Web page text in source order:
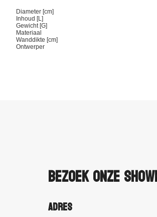
Diameter [cm]
Inhoud [L]
Gewicht [G]
Materiaal
Wanddikte [cm]
Ontwerper
Bezoek onze
Adres